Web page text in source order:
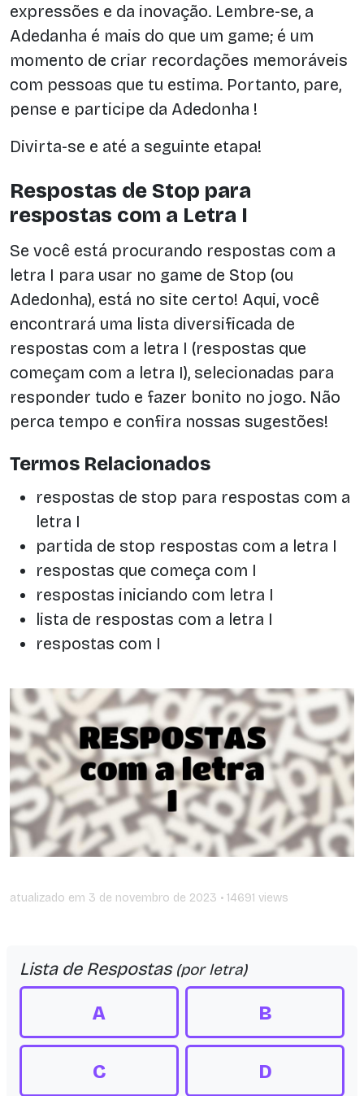
expressões e da inovação. Lembre-se, a
Adedanha é mais do que um game; é um
momento de criar recordações memoráveis
com pessoas que tu estima. Portanto, pare,
pense e participe da Adedonha !
Divirta-se e até a seguinte etapa!
Respostas de Stop para
respostas com a Letra I
Se você está procurando respostas com a
letra I para usar no game de Stop (ou
Adedonha), está no site certo! Aqui, você
encontrará uma lista diversificada de
respostas com a letra I (respostas que
começam com a letra I), selecionadas para
responder tudo e fazer bonito no jogo. Não
perca tempo e confira nossas sugestões!
Termos Relacionados
respostas de stop para respostas com a
letra I
partida de stop respostas com a letra I
respostas que começa com I
respostas iniciando com letra I
lista de respostas com a letra I
respostas com I
atualizado em 3 de novembro de 2023 • 14691 views
Lista de Respostas (por letra)
A B
C D